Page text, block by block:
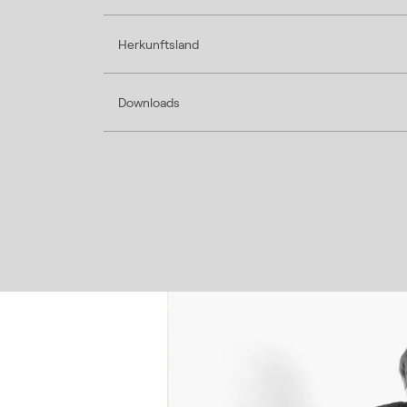
Herkunftsland
Downloads